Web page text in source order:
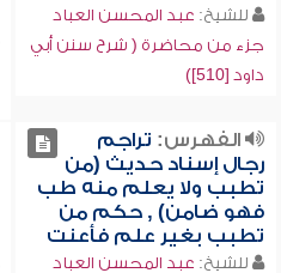
للشيخ: عبد المحسن العباد
جزء من محاضرة ( شرح سنن أبي
داود [510])
الفهرس: تراجم
رجال إسناد حديث (من
تطبب ولا يعلم منه طب
فهو ضامن) , حكم من
تطبب بغير علم فأعنت
للشيخ: عبد المحسن العباد